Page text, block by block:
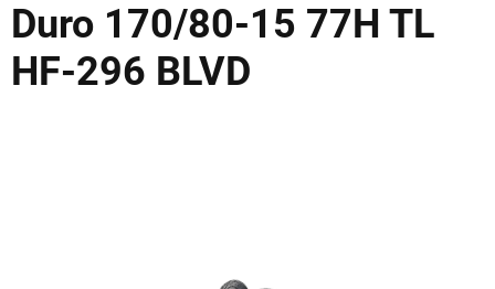
Duro 170/80-15 77H TL
HF-296 BLVD